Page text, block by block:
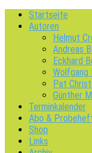
Startseite
Autoren
Helmut
Andreas
Eckhard
Wolfgang
Pat Christ
Günther
Terminkalender
Abo &
Shop
Links